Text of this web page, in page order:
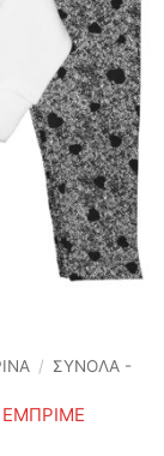
/ ΣΥΝΟΛΑ -
ΕΜΠΡΙΜΕ